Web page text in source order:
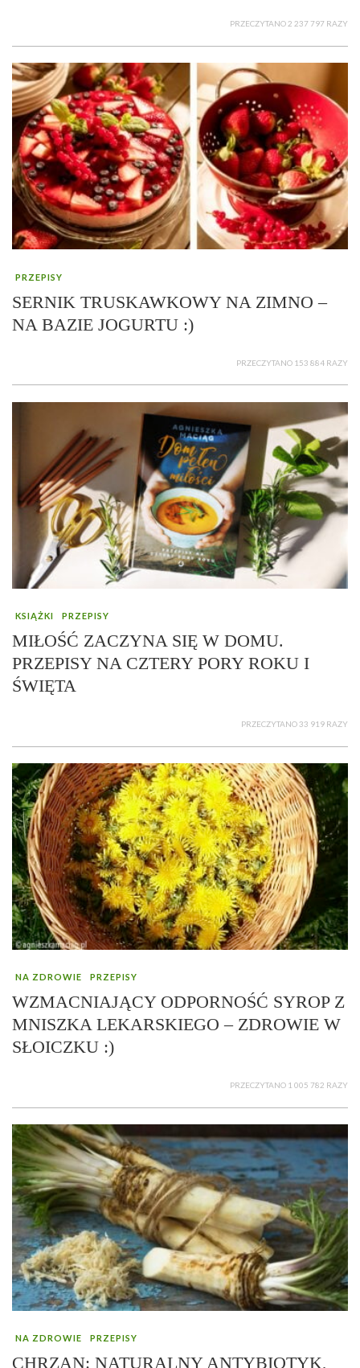
PRZECZYTANO 2 237 797 RAZY
PRZEPISY
SERNIK TRUSKAWKOWY NA ZIMNO –
NA BAZIE JOGURTU :)
PRZECZYTANO 153 884 RAZY
KSIĄŻKI PRZEPISY
MIŁOŚĆ ZACZYNA SIĘ W DOMU.
PRZEPISY NA CZTERY PORY ROKU I
ŚWIĘTA
PRZECZYTANO 33 919 RAZY
NA ZDROWIE PRZEPISY
WZMACNIAJĄCY ODPORNOŚĆ SYROP Z
MNISZKA LEKARSKIEGO – ZDROWIE W
SŁOICZKU :)
PRZECZYTANO 1 005 782 RAZY
NA ZDROWIE PRZEPISY
CHRZAN: NATURALNY ANTYBIOTYK,